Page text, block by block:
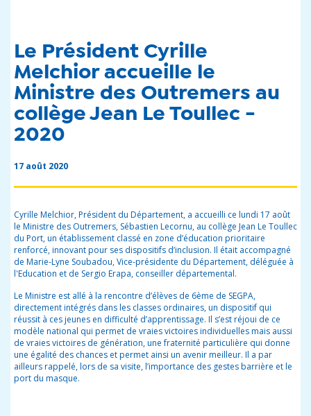
Le Président Cyrille
Melchior accueille le
Ministre des Outremers au
collège Jean Le Toullec -
2020
17 août 2020
Cyrille Melchior, Président du Département, a accueilli ce lundi 17 août
le Ministre des Outremers, Sébastien Lecornu, au collège Jean Le Toullec
du Port, un établissement classé en zone d’éducation prioritaire
renforcé, innovant pour ses dispositifs d’inclusion. Il était accompagné
de Marie-Lyne Soubadou, Vice-présidente du Département, déléguée à
l'Education et de Sergio Erapa, conseiller départemental.
Le Ministre est allé à la rencontre d’élèves de 6ème de SEGPA,
directement intégrés dans les classes ordinaires, un dispositif qui
réussit à ces jeunes en difficulté d’apprentissage. Il s’est réjoui de ce
modèle national qui permet de vraies victoires individuelles mais aussi
de vraies victoires de génération, une fraternité particulière qui donne
une égalité des chances et permet ainsi un avenir meilleur. Il a par
ailleurs rappelé, lors de sa visite, l’importance des gestes barrière et le
port du masque.